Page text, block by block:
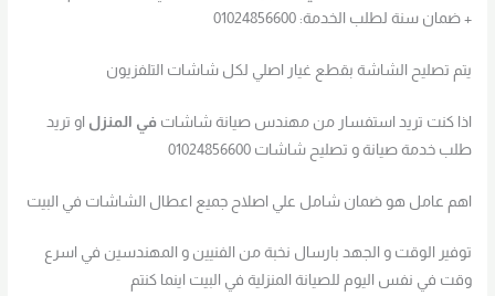
+ ضمان سنة لطلب الخدمة: 01024856600
يتم تصليح الشاشة بقطع غيار اصلي لكل شاشات التلفزيون
اذا كنت تريد استفسار من مهندس صيانة شاشاتفي المنزل او تريد
طلب خدمة صيانة و تصليح شاشات 01024856600
اهم عامل هو ضمان شامل علي اصلاح جميع اعطال الشاشات في البيت
توفير الوقت و الجهد بارسال نخبة من الفنيين و المهندسين في اسرع
وقت في نفس اليوم للصيانة المنزلية في البيت اينما كنتم